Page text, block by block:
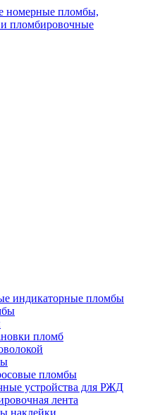
номерные пломбы,
пломбировочные
индикаторные пломбы
пломб
пломбы
устройства для РЖД
лента
наклейки